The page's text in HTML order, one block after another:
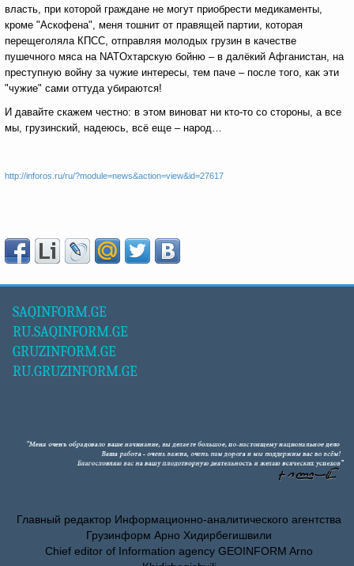
власть, при которой граждане не могут приобрести медикаменты,
кроме "Аскофена", меня тошнит от правящей партии, которая
перещеголяла КПСС, отправляя молодых грузин в качестве
пушечного мяса на NATOхтарскую бойню – в далёкий Афганистан, на
преступную войну за чужие интересы, тем паче – после того, как эти
"чужие" сами оттуда убираются!
И давайте скажем честно: в этом виноват ни кто-то со стороны, а все
мы, грузинский, надеюсь, всё еще – народ…
http://inforos.ru/ru/?module=news&action=view&id=27617
SAQINFORM.GE
RU.SAQINFORM.GE
GRUZINFORM.GE
RU.GRUZINFORM.GE
Главный редактор Информационно-аналитического агентства
Грузинформ Арно Хидирбегишвили
Chief editor of Information agency GEOINFORM Arno